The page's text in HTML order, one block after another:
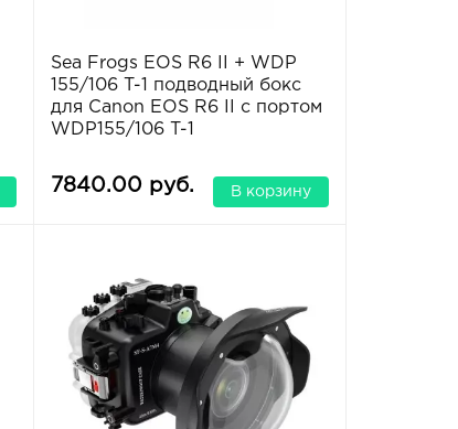
Sea Frogs EOS R6 II + WDP
155/106 T-1 подводный бокс
для Canon EOS R6 II с портом
WDP155/106 T-1
7840.00 руб. В корзину